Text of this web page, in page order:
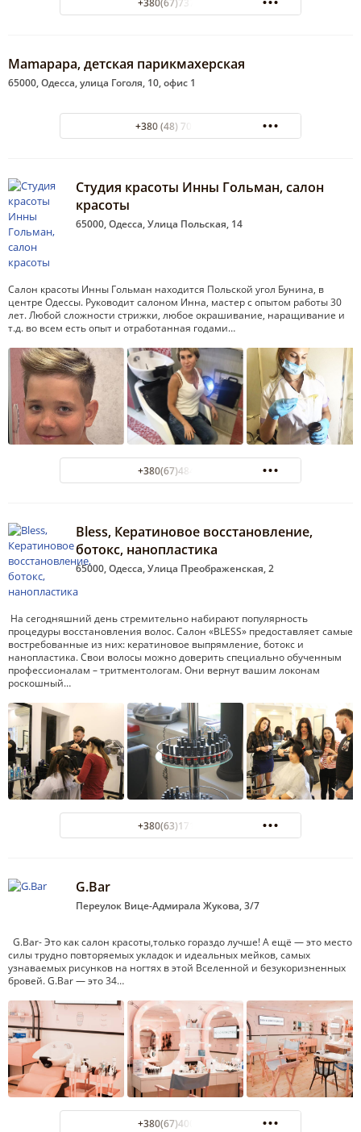
+380(67)737-48-91
Mamapapa, детская парикмахерская
65000, Одесса, улица Гоголя, 10, офис 1
+380 (48) 701-28-89
Студия красоты Инны Гольман, салон
красоты
65000, Одесса, Улица Польская, 14
Салон красоты Инны Гольман находится Польской угол Бунина, в
центре Одессы. Руководит салоном Инна, мастер с опытом работы 30
лет. Любой сложности стрижки, любое окрашивание, наращивание и
т.д. во всем есть опыт и отработанная годами…
+380(67)484-47-00
Bless, Кератиновое восстановление,
ботокс, нанопластика
65000, Одесса, Улица Преображенская, 2
На сегодняшний день стремительно набирают популярность
процедуры восстановления волос. Салон «BLESS» предоставляет самые
востребованные из них: кератиновое выпрямление, ботокс и
нанопластика. Свои волосы можно доверить специально обученным
профессионалам – тритментологам. Они вернут вашим локонам
роскошный…
+380(63)171-13-13
G.Bar
Переулок Вице-Адмирала Жукова, 3/7
G.Bar- Это как салон красоты,только гораздо лучше! А ещё — это место
силы трудно повторяемых укладок и идеальных мейков, самых
узнаваемых рисунков на ногтях в этой Вселенной и безукоризненных
бровей. G.Bar — это 34…
+380(67)400-81-11